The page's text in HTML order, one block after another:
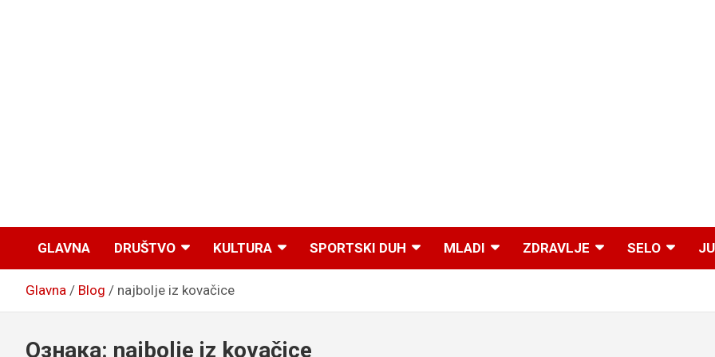
GLAVNA DRUŠTVO KULTURA SPORTSKI DUH MLADI ZDRAVLJE SELO
Glavna Blog najbolje iz kovačice
Ознака: najbolje iz kovačice